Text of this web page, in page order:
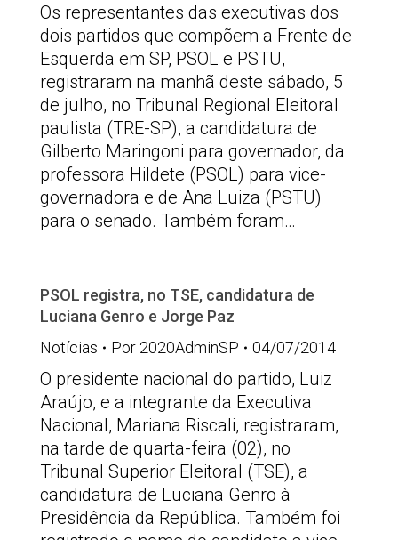
Os representantes das executivas dos
dois partidos que compõem a Frente de
Esquerda em SP, PSOL e PSTU,
registraram na manhã deste sábado, 5
de julho, no Tribunal Regional Eleitoral
paulista (TRE-SP), a candidatura de
Gilberto Maringoni para governador, da
professora Hildete (PSOL) para vice-
governadora e de Ana Luiza (PSTU)
para o senado. Também foram…
PSOL registra, no TSE, candidatura de
Luciana Genro e Jorge Paz
Notícias
Por 2020AdminSP 04/07/2014
O presidente nacional do partido, Luiz
Araújo, e a integrante da Executiva
Nacional, Mariana Riscali, registraram,
na tarde de quarta-feira (02), no
Tribunal Superior Eleitoral (TSE), a
candidatura de Luciana Genro à
Presidência da República. Também foi